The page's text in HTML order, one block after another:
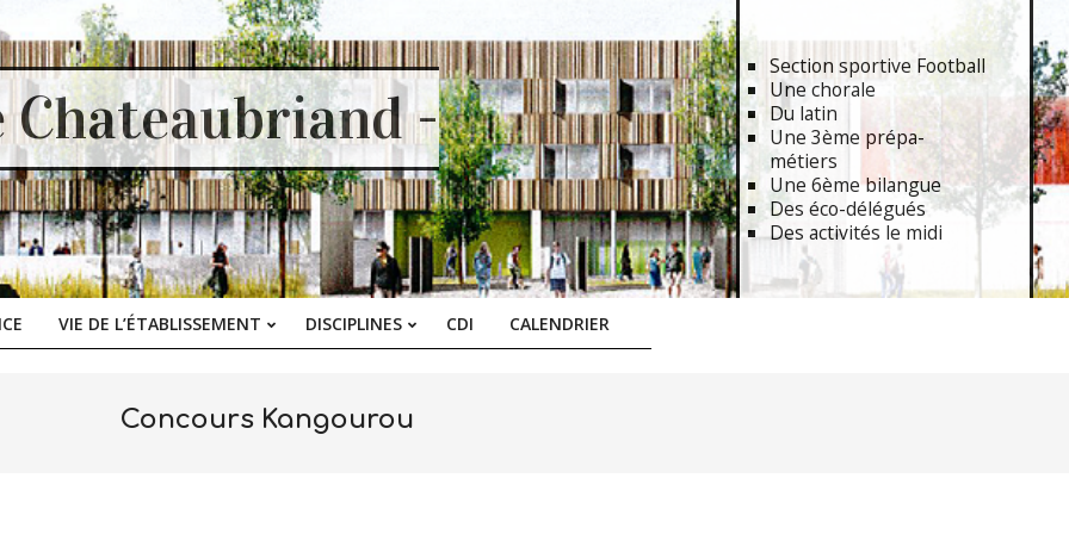
Chateaubriand -
Section sportive Football
Une chorale
Du latin
Une 3ème prépa-
métiers
Une 6ème bilangue
Des éco-délégués
Des activités le midi
Primary
VIE DE L’ÉTABLISSEMENT DISCIPLINES CDI CALENDRIER
Concours Kangourou